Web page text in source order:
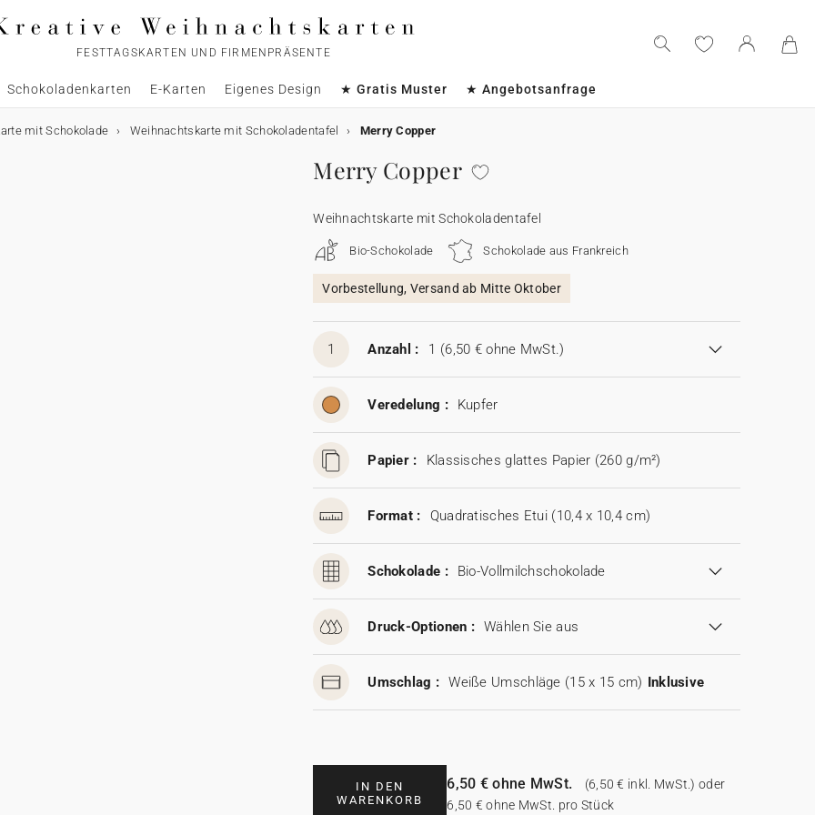
FESTTAGSKARTEN UND FIRMENPRÄSENTE
Schokoladenkarten E-Karten Eigenes Design ★ Gratis Muster ★ Angebotsanfrage
mit Schokolade Weihnachtskarte mit Schokoladentafel Merry Copper
Merry Copper
Weihnachtskarte mit Schokoladentafel
Bio-Schokolade Schokolade aus Frankreich
Vorbestellung, Versand ab Mitte Oktober
1 Anzahl : 1 (6,50 € ohne MwSt.)
Veredelung : Kupfer
Papier : Klassisches glattes Papier (260 g/m²)
Format : Quadratisches Etui (10,4 x 10,4 cm)
Schokolade : Bio-Vollmilchschokolade
Druck-Optionen : Wählen Sie aus
Umschlag : Weiße Umschläge (15 x 15 cm) Inklusive
IN DEN
WARENKORB
6,50 € ohne MwSt.
(6,50 € inkl. MwSt.) oder
6,50 € ohne MwSt. pro Stück